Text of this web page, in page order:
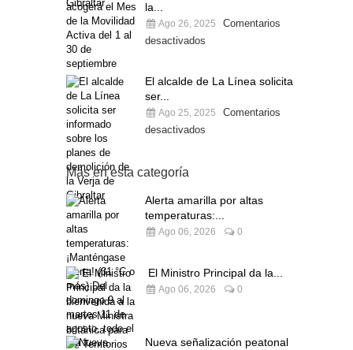
la...
Ago 26, 2025
Comentarios
desactivados
El alcalde de La Línea solicita
ser...
Ago 25, 2025
Comentarios
desactivados
Más en esta categoría
Alerta amarilla por altas
temperaturas:...
Ago 06, 2026 0
El Ministro Principal da la...
Ago 06, 2026 0
Nueva señalización peatonal